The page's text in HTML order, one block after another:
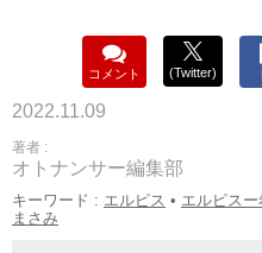
コメント (Twitter)
2022.11.09
著者 :
オトナンサー編集部
キーワード : エルピス • エルピス
まさみ